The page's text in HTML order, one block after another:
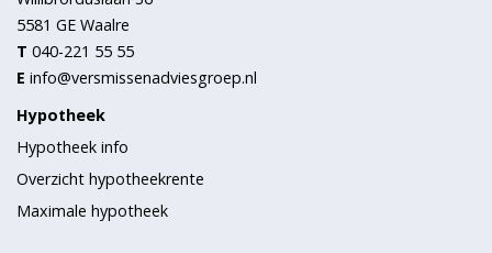
5581 GE Waalre
T 040-221 55 55
E info@versmissenadviesgroep.nl
Hypotheek
Hypotheek info
Overzicht hypotheekrente
Maximale hypotheek